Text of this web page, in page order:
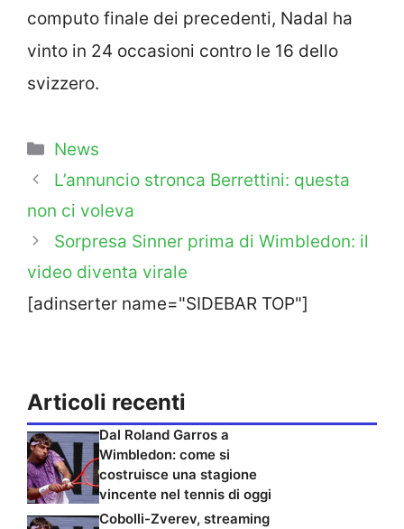
computo finale dei precedenti, Nadal ha
vinto in 24 occasioni contro le 16 dello
svizzero.
Categorie
News
L’annuncio stronca Berrettini: questa
non ci voleva
Sorpresa Sinner prima di Wimbledon: il
video diventa virale
[adinserter name="SIDEBAR TOP"]
Articoli recenti
Dal Roland Garros a
Wimbledon: come si
costruisce una stagione
vincente nel tennis di oggi
Cobolli-Zverev, streaming